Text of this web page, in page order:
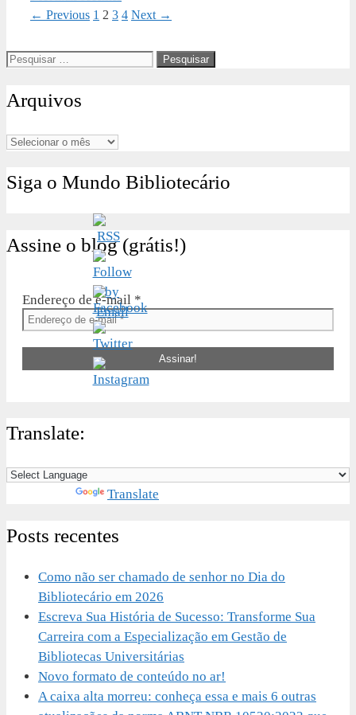
← Previous Page
1 Page
2 Page
3 Page
4 Next →
Pesquisar
Arquivos
Arquivos
Siga o Mundo Bibliotecário
Assine o blog (grátis!)
Endereço de e-mail *
Translate:
Translate
Posts recentes
Como não ser chamado de senhor no Dia do
Bibliotecário em 2026
Escreva Sua História de Sucesso: Transforme Sua
Carreira com a Especialização em Gestão de
Bibliotecas Universitárias
Novo formato de conteúdo no ar!
A caixa alta morreu: conheça essa e mais 6 outras